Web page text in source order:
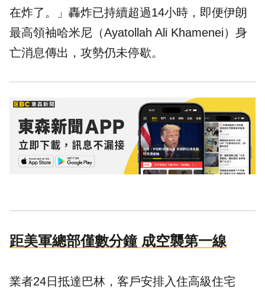
在炸了。」 轟炸已持續超過14小時，即便伊朗
最高領袖哈米尼（Ayatollah Ali Khamenei）身
亡消息傳出，攻勢仍未停歇。
距美軍總部僅數分鐘 成空襲第一線
業者24日抵達巴林，客戶安排入住高級住宅